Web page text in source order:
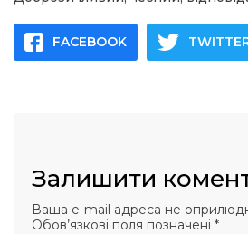
FACEBOOK
Залишити
Ваша e-mail адреса не
Обов’язкові поля позначені *